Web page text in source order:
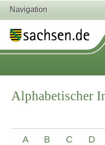
Navigation
Alphabetischer
A B C D